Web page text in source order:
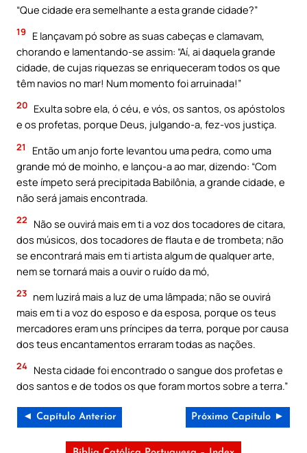
“Que cidade era semelhante a esta grande cidade?”
19
E lançavam pó sobre as suas cabeças e clamavam,
chorando e lamentando-se assim: “Aí, ai daquela grande
cidade, de cujas riquezas se enriqueceram todos os que
têm navios no mar! Num momento foi arruinada!”
20 Exulta sobre ela, ó céu, e vós, os santos, os apóstolos
e os profetas, porque Deus, julgando-a, fez-vos justiça.
21
Então um anjo forte levantou uma pedra, como uma
grande mó de moinho, e lançou-a ao mar, dizendo: “Com
este ímpeto será precipitada Babilônia, a grande cidade, e
não será jamais encontrada.
22
Não se ouvirá mais em ti a voz dos tocadores de citara,
dos músicos, dos tocadores de flauta e de trombeta; não
se encontrará mais em ti artista algum de qualquer arte,
nem se tornará mais a ouvir o ruído da mó,
23 nem luzirá mais a luz de uma lâmpada; não se ouvirá
mais em ti a voz do esposo e da esposa, porque os teus
mercadores eram uns príncipes da terra, porque por causa
dos teus encantamentos erraram todas as nações.
24 Nesta cidade foi encontrado o sangue dos profetas e
dos santos e de todos os que foram mortos sobre a terra.”
◄ Capítulo Anterior Próximo Capítulo ►